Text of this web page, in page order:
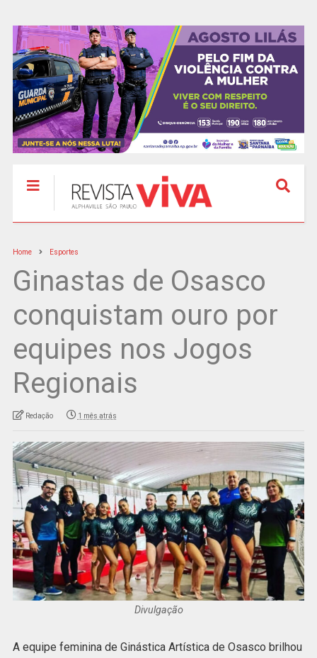
Home Esportes
Ginastas de Osasco
conquistam ouro por
equipes nos Jogos
Regionais
Redação 1 mês atrás
Divulgação
A equipe feminina de Ginástica Artística de Osasco brilhou